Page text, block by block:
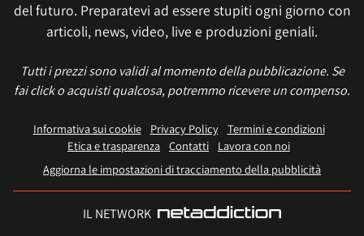
del futuro. Preparatevi ad essere stupiti ogni giorno con
articoli, news, video, live e produzioni geniali.
Tutti i prezzi sono validi al momento della pubblicazione. Se
fai click o acquisti qualcosa, potremmo ricevere un compenso.
Informativa sui cookie Privacy Policy
Termini e condizioni
Etica e trasparenza Contatti
Lavora con noi
Aggiorna le impostazioni di tracciamento della pubblicità
IL NETWORK